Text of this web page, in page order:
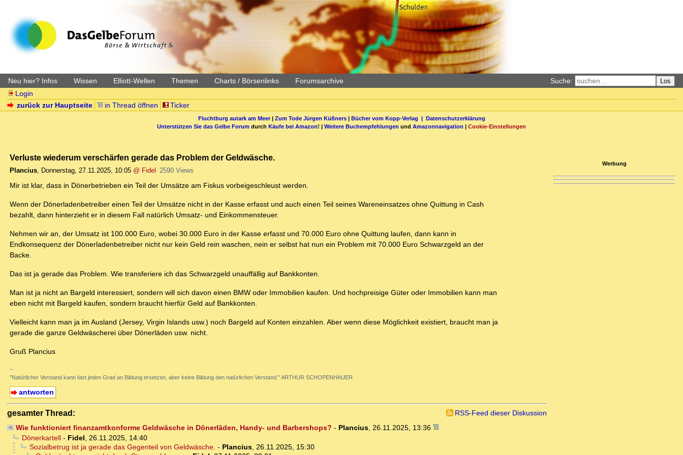
Neu hier? Infos Wissen Elliott-Wellen Themen Charts / Börsenlinks Forumsarchive Suche: Los
Login
zurück zur Hauptseite
in Thread öffnen Ticker
Fluchtburg autark am Meer| Zum Tode Jürgen Küßners| Bücher vom Kopp-Verlag | Datenschutzerklärung
Unterstützen Sie das Gelbe Forum durch Käufe bei Amazon! | Weitere Buchempfehlungen und Amazonnavigation | Cookie-Einstellungen
Verluste wiederum verschärfen gerade das Problem der Geldwäsche.
Plancius, Donnerstag, 27.11.2025, 10:05 @ Fidel 2590 Views
Mir ist klar, dass in Dönerbetrieben ein Teil der Umsätze am Fiskus vorbeigeschleust werden.
Wenn der Dönerladenbetreiber einen Teil der Umsätze nicht in der Kasse erfasst und auch einen Teil seines Wareneinsatzes ohne Quittung in Cash
bezahlt, dann hinterzieht er in diesem Fall natürlich Umsatz- und Einkommensteuer.
Nehmen wir an, der Umsatz ist 100.000 Euro, wobei 30.000 Euro in der Kasse erfasst und 70.000 Euro ohne Quittung laufen, dann kann in
Endkonsequenz der Dönerladenbetreiber nicht nur kein Geld rein waschen, nein er selbst hat nun ein Problem mit 70.000 Euro Schwarzgeld an der
Backe.
Das ist ja gerade das Problem. Wie transferiere ich das Schwarzgeld unauffällig auf Bankkonten.
Man ist ja nicht an Bargeld interessiert, sondern will sich davon einen BMW oder Immobilien kaufen. Und hochpreisige Güter oder Immobilien kann man
eben nicht mit Bargeld kaufen, sondern braucht hierfür Geld auf Bankkonten.
Vielleicht kann man ja im Ausland (Jersey, Virgin Islands usw.) noch Bargeld auf Konten einzahlen. Aber wenn diese Möglichkeit existiert, braucht man ja
gerade die ganze Geldwäscherei über Dönerläden usw. nicht.
Gruß Plancius
--
"Natürlicher Verstand kann fast jeden Grad an Bildung ersetzen, aber keine Bildung den natürlichen Verstand." ARTHUR SCHOPENHAUER
antworten
gesamter Thread:
RSS-Feed dieser Diskussion
Wie funktioniert finanzamtkonforme Geldwäsche in Dönerläden, Handy- und Barbershops? - Plancius, 26.11.2025, 13:36
Dönerkartell- Fidel, 26.11.2025, 14:40
Sozialbetrug ist ja gerade das Gegenteil von Geldwäsche. - Plancius, 26.11.2025, 15:30
Werbung